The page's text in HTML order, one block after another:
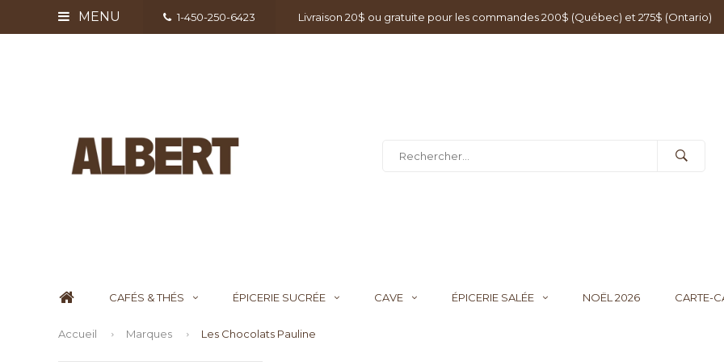
MENU 1-450-250-6423 Livraison 20$ ou gratuite pour les commandes 200$ (Québec) et 275$ (Ontario)
CAFÉS & THÉS ÉPICERIE SUCRÉE CAVE ÉPICERIE SALÉE NOËL 2026 CARTE-
Accueil Marques Les Chocolats Pauline